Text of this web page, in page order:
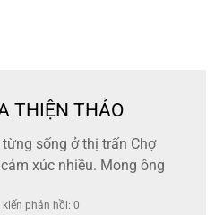
THIỆN THẢO
sống ở thị trấn Chợ
xúc nhiều. Mong ông
kiến phản hồi: 0